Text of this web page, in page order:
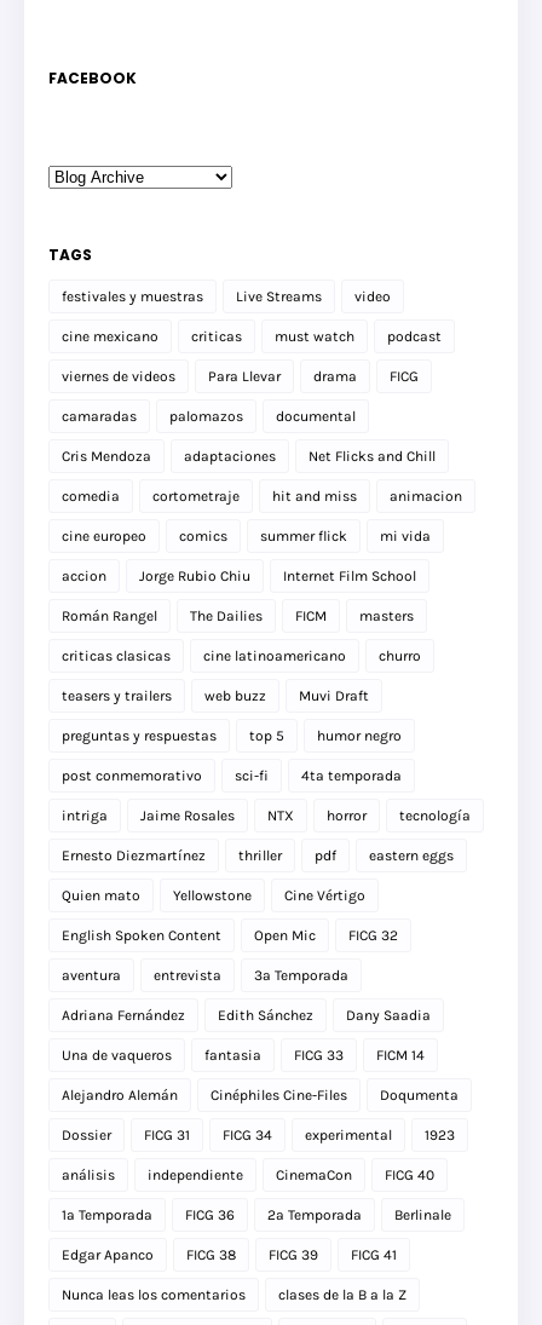
FACEBOOK
TAGS
festivales y muestras Live Streams video
cine mexicano criticas must watch podcast
viernes de videos Para Llevar drama FICG
camaradas palomazos documental
Cris Mendoza adaptaciones Net Flicks and Chill
comedia cortometraje hit and miss animacion
cine europeo comics summer flick mi vida
accion Jorge Rubio Chiu Internet Film School
Román Rangel The Dailies FICM masters
criticas clasicas cine latinoamericano churro
teasers y trailers web buzz Muvi Draft
preguntas y respuestas top 5 humor negro
post conmemorativo sci-fi 4ta temporada
intriga Jaime Rosales NTX horror tecnología
Ernesto Diezmartínez thriller pdf eastern eggs
Quien mato Yellowstone Cine Vértigo
English Spoken Content Open Mic FICG 32
aventura entrevista 3a Temporada
Adriana Fernández Edith Sánchez Dany Saadia
Una de vaqueros fantasia FICG 33 FICM 14
Alejandro Alemán Cinéphiles Cine-Files Doqumenta
Dossier FICG 31 FICG 34 experimental 1923
análisis independiente CinemaCon FICG 40
1a Temporada FICG 36 2a Temporada Berlinale
Edgar Apanco FICG 38 FICG 39 FICG 41
Nunca leas los comentarios clases de la B a la Z